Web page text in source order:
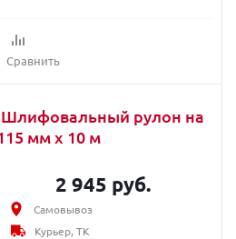
Сравнить
рулон на
мм x 10 м
2 945 руб.
Самовывоз
Курьер, ТК